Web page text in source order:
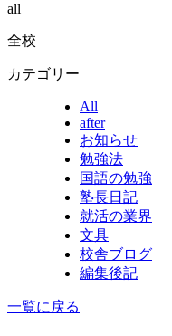
all
全校
カテゴリー
All
after
お知らせ
勉強法
国語の勉強
塾長日記
就活の業界
文具
校舎ブログ
編集後記
一覧に戻る